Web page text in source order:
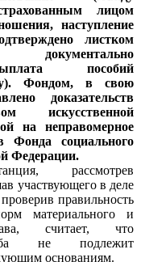
лицом
наступление
листком
документально
пособий
Фондом, в свою
доказательств
искусственной
на неправомерное
Фонда социального
Федерации.
рассмотрев
участвующего в деле
правильность
материального и
считает, что
не подлежит
основаниям.